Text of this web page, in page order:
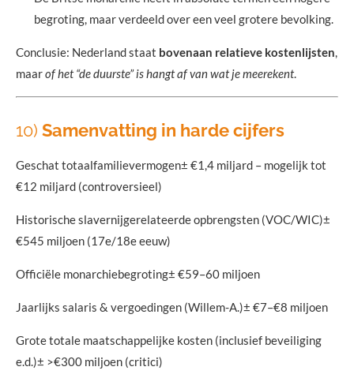
begroting, maar verdeeld over een veel grotere bevolking.
Conclusie: Nederland staat bovenaan relatieve kostenlijsten,
maarof het “de duurste” is hangt af van wat je meerekent.
10) Samenvatting in harde cijfers
Geschat totaalfamilievermogen± €1,4 miljard – mogelijk tot
€12 miljard (controversieel)
Historische slavernijgerelateerde opbrengsten (VOC/WIC)±
€545 miljoen (17e/18e eeuw)
Officiële monarchiebegroting± €59–60 miljoen
Jaarlijks salaris & vergoedingen (Willem-A.)± €7–€8 miljoen
Grote totale maatschappelijke kosten (inclusief beveiliging
e.d.)± >€300 miljoen (critici)